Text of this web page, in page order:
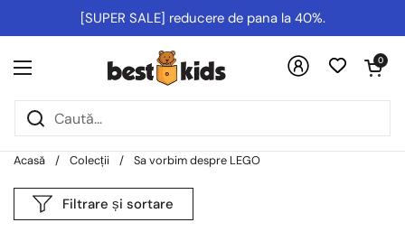
Salt la conținut[SUPER SALE] reducere de pana la 40%.
Deschideți meniul
Deschideți
0
Acasă / Colecții / Sa vorbim despre LEGO
Filtrare și sortare